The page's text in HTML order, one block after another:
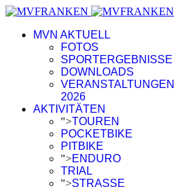
MVN AKTUELL
FOTOS
SPORTERGEBNISSE
DOWNLOADS
VERANSTALTUNGEN
2026
AKTIVITÄTEN
">TOUREN
POCKETBIKE
PITBIKE
">ENDURO
TRIAL
">STRASSE